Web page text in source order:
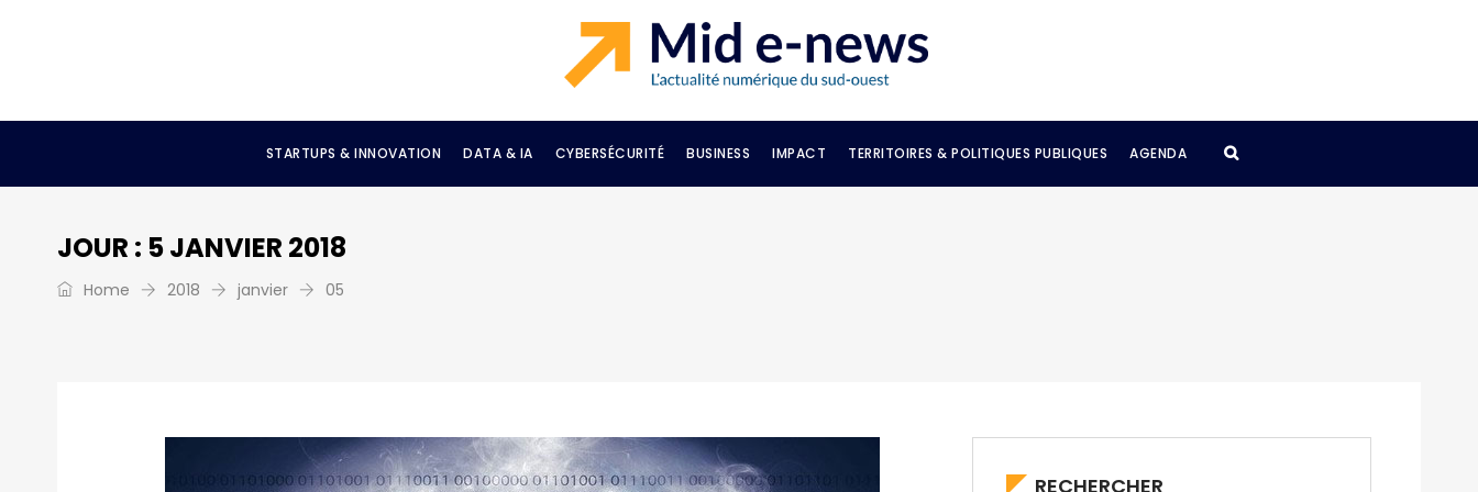
STARTUPS & INNOVATION DATA & IA CYBERSÉCURITÉ BUSINESS IMPACT TERRITOIRES & POLITIQUES PUBLIQUES AGENDA
JOUR : 5 JANVIER 2018
Home 2018 janvier 05
RECHERCHER